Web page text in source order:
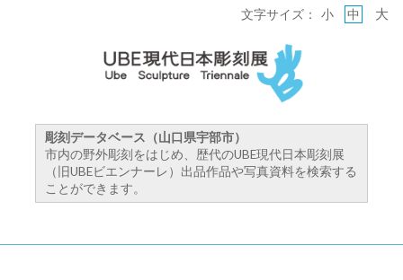
彫刻データベース（山口県宇部市）
市内の野外彫刻をはじめ、歴代のUBE現代日本彫刻展
（旧UBEビエンナーレ）出品作品や写真資料を検索する
ことができます。
文字サイズ： 小 中 大